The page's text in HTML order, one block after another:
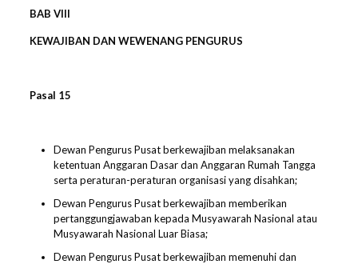
BAB VIII
KEWAJIBAN DAN WEWENANG PENGURUS
Pasal 15
Dewan Pengurus Pusat berkewajiban melaksanakan
ketentuan Anggaran Dasar dan Anggaran Rumah Tangga
serta peraturan-peraturan organisasi yang disahkan;
Dewan Pengurus Pusat berkewajiban memberikan
pertanggungjawaban kepada Musyawarah Nasional atau
Musyawarah Nasional Luar Biasa;
Dewan Pengurus Pusat berkewajiban memenuhi dan